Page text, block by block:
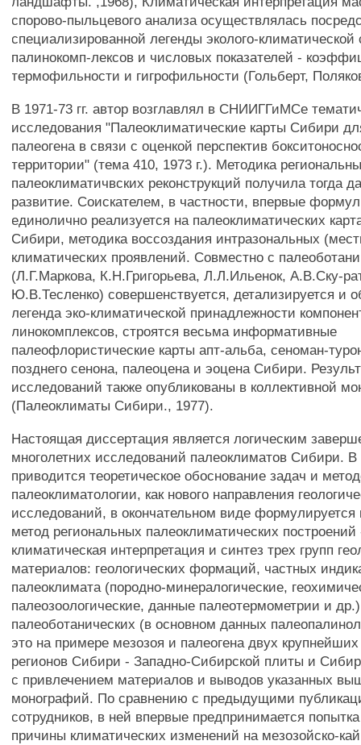
спорово-пыльцевого анализа осуществлялась
специализированной легенды эколого-климатической
палинокомп-лексов и числовых показателей -
термофильности и гигрофильности (Гольберт,
В 1971-73 гг. автор возглавлял в СНИИГГиМСе
исследования "Палеоклиматические карты Сибири
палеогена в связи с оценкой перспектив
территории" (тема 410, 1973 г.). Методика
палеоклиматичвских реконструкций получила тогда
развитие. Соискателем, в частности, впервые
единолично реализуется на палеоклиматических
Сибири, методика воссоздания интразональных
климатических проявлений. Совместно с
(Л.Г.Маркова, К.Н.Григорьева, Л.Л.Ильенок, А.В.Ску-
Ю.В.Тесленко) совершенствуется, детализируется и
легенда эко-климатической принадлежности
линокомплексов, строятся весьма информативные
палеофлористические карты апт-альба, сеноман-
позднего сенона, палеоцена и эоцена Сибири.
исследований также опубликованы в коллективной
(Палеоклиматы Сибири., 1977).
Настоящая диссертация является логическим
многолетних исследований палеоклиматов Сибири.
приводится теоретическое обоснование задач и
палеоклиматологии, как нового направления
исследований, в окончательном виде формулируется
метод региональных палеоклиматических построений
климатическая интерпретация и синтез трех групп
материалов: геологических формаций, частных
палеоклимата (породно-минералогические,
палеозоологические, данные палеотермометрии и
палеоботанических (в основном данных
это на примере мезозоя и палеогена двух крупнейших
регионов Сибири - Западно-Сибирской плиты и
с привлечением материалов и выводов указанных
монографий. По сравнению с предыдущими
сотрудников, в ней впервые предпринимается
причины климатических изменений на мезозойско-